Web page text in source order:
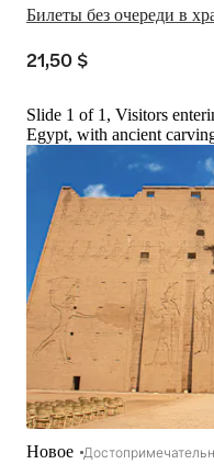
Билеты без очереди в
21,50 $
Slide 1 of 1, Visitors
Egypt, with ancient
Новое